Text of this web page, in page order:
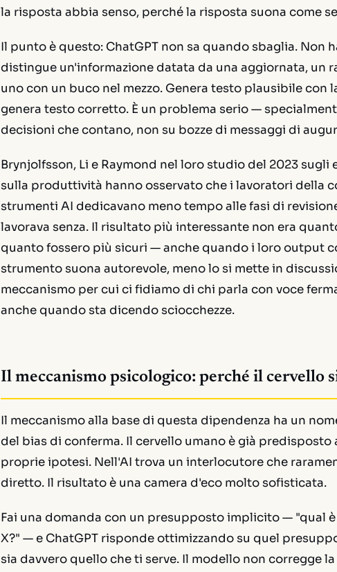
la risposta abbia senso, perché la risposta suona come
Il punto è questo: ChatGPT non sa quando sbaglia. Non
distingue un'informazione datata da una aggiornata, un
uno con un buco nel mezzo. Genera testo plausibile con
genera testo corretto. È un problema serio —
decisioni che contano, non su bozze di messaggi di
Brynjolfsson, Li e Raymond nel loro studio del 2023
sulla produttività hanno osservato che i lavoratori della
strumenti AI dedicavano meno tempo alle fasi di
lavorava senza. Il risultato più interessante non era
quanto fossero più sicuri — anche quando i loro output
strumento suona autorevole, meno lo si mette in
meccanismo per cui ci fidiamo di chi parla con voce
anche quando sta dicendo sciocchezze.
Il meccanismo psicologico: perché il cervello
Il meccanismo alla base di questa dipendenza ha un
del bias di conferma. Il cervello umano è già predisposto
proprie ipotesi. Nell'AI trova un interlocutore che
diretto. Il risultato è una camera d'eco molto sofisticata.
Fai una domanda con un presupposto implicito — "qual
X?" — e ChatGPT risponde ottimizzando su quel
sia davvero quello che ti serve. Il modello non corregge la